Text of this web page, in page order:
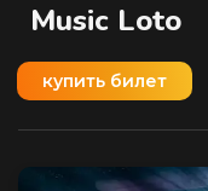
Music Loto
купить билет